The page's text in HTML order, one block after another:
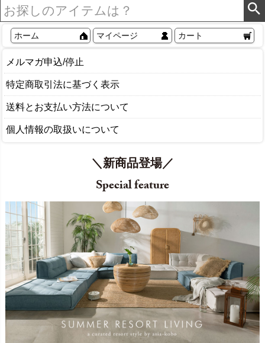
ホーム マイページ カート
メルマガ申込/停止
特定商取引法に基づく表示
送料とお支払い方法について
個人情報の取扱いについて
＼新商品登場／
Special feature